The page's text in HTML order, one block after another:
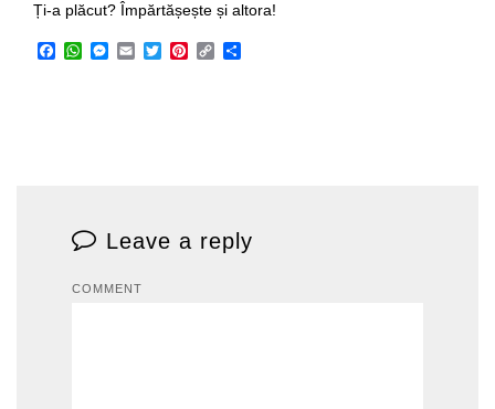
Ți-a plăcut? Împărtășește și altora!
Facebook
WhatsApp
Messenger
EmailTwitterPinterest
Copy
Leave a reply
COMMENT